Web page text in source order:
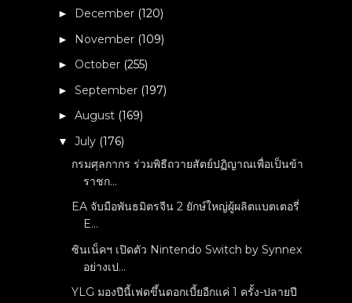
► December (120)
► November (109)
► October (255)
►September (197)
►August (169)
▼July (176)
กรมศุลกากร ร่วมพิธีถวายสัตย์ปฏิญาณเพื่อเป็นข้า
ราชก...
EA จับมือพันธมิตรจีน 2 ยักษ์ใหญ่ผู้ผลิตแบตเตอรี่
E...
ซินเน็คฯ เปิดตัว Nintendo Switch by Synnex
อย่างเป...
YLG มองปีนี้เฟดขึ้นดอกเบี้ยอีกแค่ 1 ครั้ง-ปลายปี